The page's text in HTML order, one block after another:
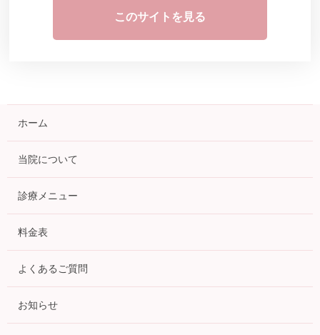
このサイトを見る
ホーム
当院について
診療メニュー
料金表
よくあるご質問
お知らせ